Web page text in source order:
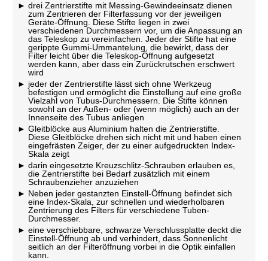
drei Zentrierstifte mit Messing-Gewindeeinsatz dienen
zum Zentrieren der Filterfassung vor der jeweiligen
Geräte-Öffnung. Diese Stifte liegen in zwei
verschiedenen Durchmessern vor, um die Anpassung an
das Teleskop zu vereinfachen. Jeder der Stifte hat eine
gerippte Gummi-Ummantelung, die bewirkt, dass der
Filter leicht über die Teleskop-Öffnung aufgesetzt
werden kann, aber dass ein Zurückrutschen erschwert
wird
jeder der Zentrierstifte lässt sich ohne Werkzeug
befestigen und ermöglicht die Einstellung auf eine große
Vielzahl von Tubus-Durchmessern. Die Stifte können
sowohl an der Außen- oder (wenn möglich) auch an der
Innenseite des Tubus anliegen
Gleitblöcke aus Aluminium halten die Zentrierstifte.
Diese Gleitblöcke drehen sich nicht mit und haben einen
eingefrästen Zeiger, der zu einer aufgedruckten Index-
Skala zeigt
darin eingesetzte Kreuzschlitz-Schrauben erlauben es,
die Zentrierstifte bei Bedarf zusätzlich mit einem
Schraubenzieher anzuziehen
Neben jeder gestanzten Einstell-Öffnung befindet sich
eine Index-Skala, zur schnellen und wiederholbaren
Zentrierung des Filters für verschiedene Tuben-
Durchmesser.
eine verschiebbare, schwarze Verschlussplatte deckt die
Einstell-Öffnung ab und verhindert, dass Sonnenlicht
seitlich an der Filteröffnung vorbei in die Optik einfallen
kann.